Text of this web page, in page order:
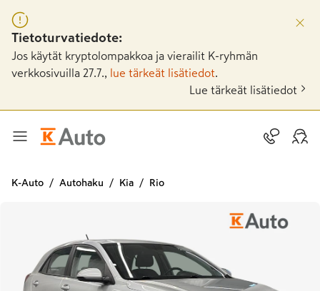
Tietoturvatiedote:
Jos käytät kryptolompakkoa ja vierailit K-ryhmän
verkkosivuilla 27.7.,
lue tärkeät lisätiedot
Lue tärkeät lisätiedot
K-Auto Autohaku Kia Rio